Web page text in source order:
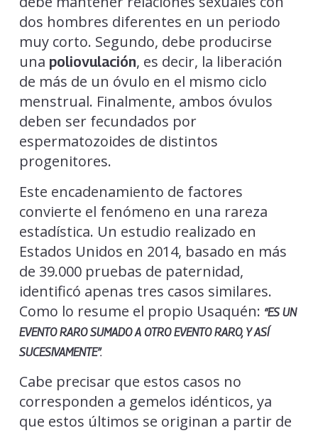
dos hombres diferentes en un periodo
muy corto. Segundo, debe producirse
una poliovulación, es decir, la liberación
de más de un óvulo en el mismo ciclo
menstrual. Finalmente, ambos óvulos
deben ser fecundados por
espermatozoides de distintos
progenitores.
Este encadenamiento de factores
convierte el fenómeno en una rareza
estadística. Un estudio realizado en
Estados Unidos en 2014, basado en más
de 39.000 pruebas de paternidad,
identificó apenas tres casos similares.
Como lo resume el propio Usaquén: “ES UN
EVENTO RARO SUMADO A OTRO EVENTO RARO, Y ASÍ
SUCESIVAMENTE”.
Cabe precisar que estos casos no
corresponden a gemelos idénticos, ya
que estos últimos se originan a partir de